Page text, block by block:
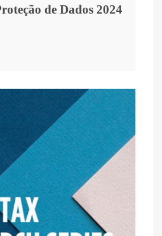
de Dados 2024